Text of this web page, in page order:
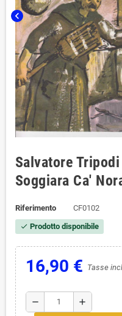
chevron_left
Salvatore
Soggiara Ca'
Riferimento CF0102
check Prodotto disponibile
16,90 € Tasse
remove add